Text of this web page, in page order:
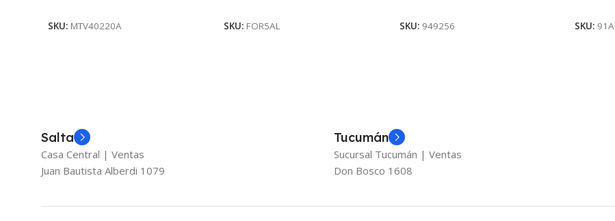
SKU: MTV40220A SKU: FOR5AL SKU: 949256 SKU: 91A
Salta
Casa Central | Ventas
Juan Bautista Alberdi 1079
Tucumán
Sucursal Tucumán | Ventas
Don Bosco 1608